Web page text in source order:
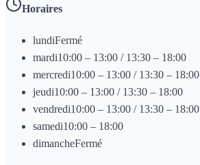
Horaires
lundiFermé
mardi10:00 – 13:00 / 13:30 – 18:00
mercredi10:00 – 13:00 / 13:30 – 18:00
jeudi10:00 – 13:00 / 13:30 – 18:00
vendredi10:00 – 13:00 / 13:30 – 18:00
samedi10:00 – 18:00
dimancheFermé